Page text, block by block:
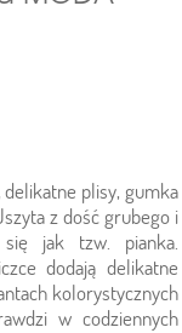
delikatne plisy, gumka
z dość grubego i
się jak tzw. pianka.
dodają delikatne
kolorystycznych
w codziennych